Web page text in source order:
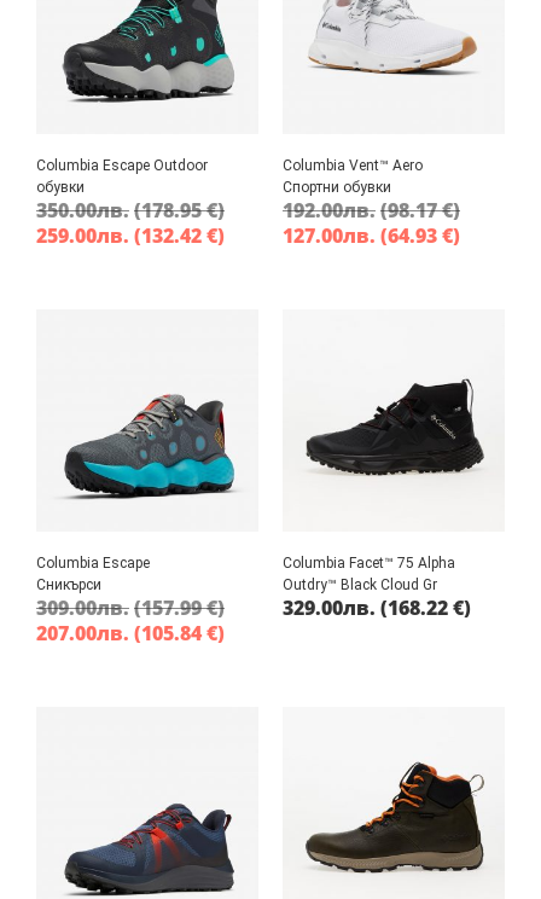
Columbia Escape Outdoor
обувки
350.00лв.(178.95 €)
259.00лв. (132.42 €)
Columbia Vent™ Aero
Спортни обувки
192.00лв.(98.17 €)
127.00лв. (64.93 €)
Columbia Escape
Сникърси
309.00лв.(157.99 €)
207.00лв. (105.84 €)
Columbia Facet™ 75 Alpha
Outdry™ Black Cloud Gr
329.00лв. (168.22 €)